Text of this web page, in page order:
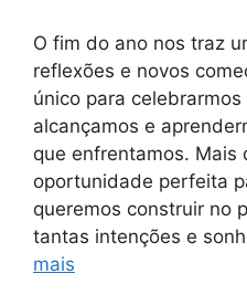
O fim do ano nos traz
reflexões e novos
único para
alcançamos e
que enfrentamos. Mais
oportunidade perfeita
queremos construir no
tantas intenções e
mais